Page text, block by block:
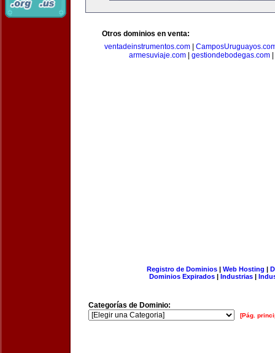
Otros dominios en venta:
ventadeinstrumentos.com
armesuviaje.com| gestiondebodegas.com|
Registro de Dominios| Web Hosting |
Dominios Expirados | Industrias |
Categorías de Dominio:
[Pág.